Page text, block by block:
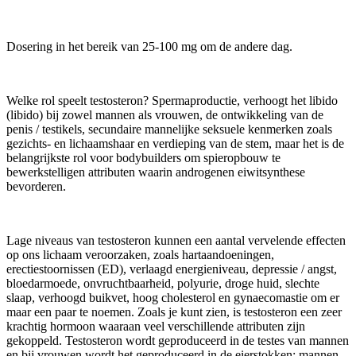
Dosering in het bereik van 25-100 mg om de andere dag.
Welke rol speelt testosteron? Spermaproductie, verhoogt het libido
(libido) bij zowel mannen als vrouwen, de ontwikkeling van de
penis / testikels, secundaire mannelijke seksuele kenmerken zoals
gezichts- en lichaamshaar en verdieping van de stem, maar het is de
belangrijkste rol voor bodybuilders om spieropbouw te
bewerkstelligen attributen waarin androgenen eiwitsynthese
bevorderen.
Lage niveaus van testosteron kunnen een aantal vervelende effecten
op ons lichaam veroorzaken, zoals hartaandoeningen,
erectiestoornissen (ED), verlaagd energieniveau, depressie / angst,
bloedarmoede, onvruchtbaarheid, polyurie, droge huid, slechte
slaap, verhoogd buikvet, hoog cholesterol en gynaecomastie om er
maar een paar te noemen. Zoals je kunt zien, is testosteron een zeer
krachtig hormoon waaraan veel verschillende attributen zijn
gekoppeld. Testosteron wordt geproduceerd in de testes van mannen